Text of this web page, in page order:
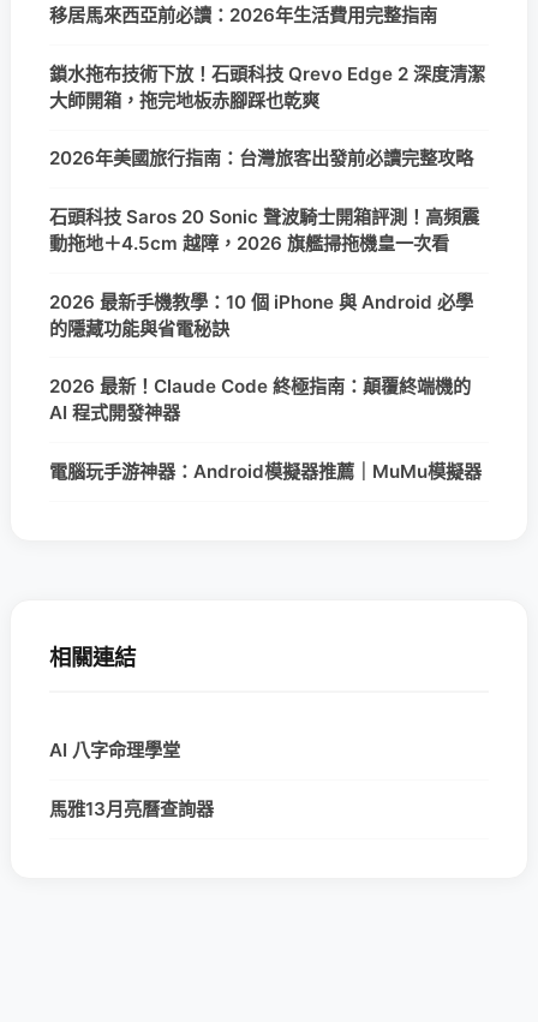
移居馬來西亞前必讀：2026年生活費用完整指南
鎖水拖布技術下放！石頭科技 Qrevo Edge 2 深度清潔
大師開箱，拖完地板赤腳踩也乾爽
2026年美國旅行指南：台灣旅客出發前必讀完整攻略
石頭科技 Saros 20 Sonic 聲波騎士開箱評測！高頻震
動拖地＋4.5cm 越障，2026 旗艦掃拖機皇一次看
2026 最新手機教學：10 個 iPhone 與 Android 必學
的隱藏功能與省電秘訣
2026 最新！Claude Code 終極指南：顛覆終端機的
AI 程式開發神器
電腦玩手游神器：Android模擬器推薦｜MuMu模擬器
相關連結
AI 八字命理學堂
馬雅13月亮曆查詢器